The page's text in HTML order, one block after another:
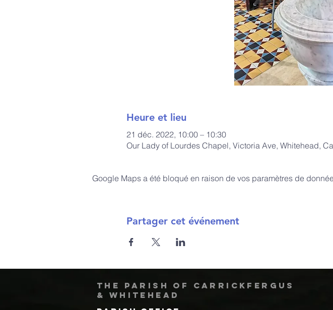
Heure et lieu
21 déc. 2022, 10:00 – 10:30
Our Lady of Lourdes Chapel, Victoria Ave, Whitehead,
Google Maps a été bloqué en raison de vos paramètres de
Partager cet événement
The Parish of Carrickfergus
& Whitehead